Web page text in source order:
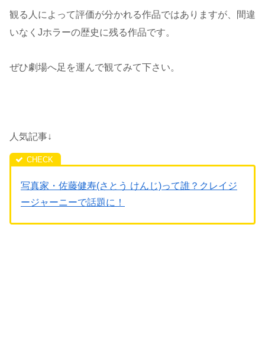
観る人によって評価が分かれる作品ではありますが、間違
いなくJホラーの歴史に残る作品です。
ぜひ劇場へ足を運んで観てみて下さい。
人気記事↓
写真家・佐藤健寿(さとう けんじ)って誰？クレイジ
ージャーニーで話題に！